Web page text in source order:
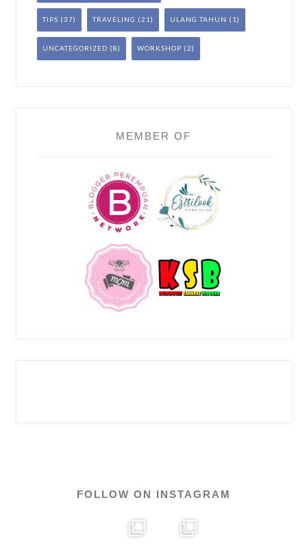
TIPS (37) TRAVELING (21) ULANG TAHUN (1)
UNCATEGORIZED (8) WORKSHOP (2)
MEMBER OF
FOLLOW ON INSTAGRAM